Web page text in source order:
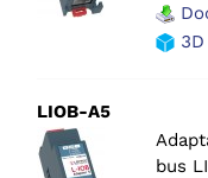
LIOB-A5
bus